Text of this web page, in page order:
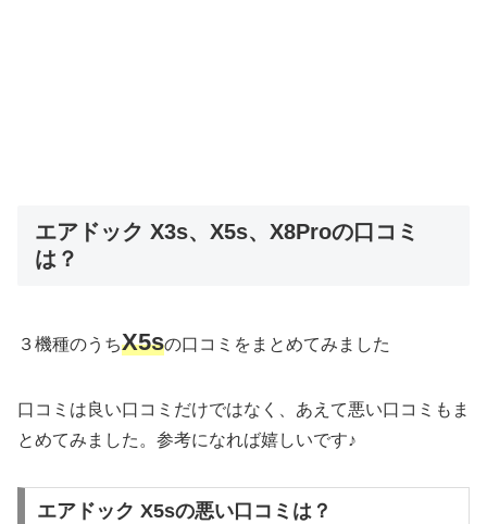
エアドック X3s、X5s、X8Proの口コミ
は？
３機種のうちX5sの口コミをまとめてみました
口コミは良い口コミだけではなく、あえて悪い口コミもま
とめてみました。参考になれば嬉しいです♪
エアドック X5sの悪い口コミは？